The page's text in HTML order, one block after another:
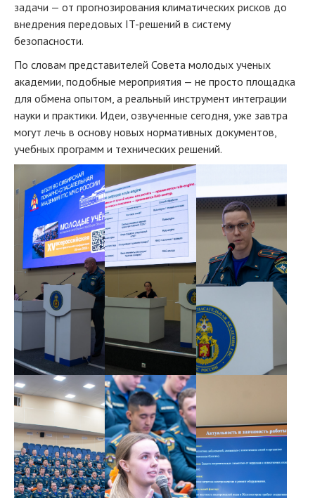
задачи — от прогнозирования климатических рисков до
внедрения передовых IT-решений в систему
безопасности.
По словам представителей Совета молодых ученых
академии, подобные мероприятия — не просто площадка
для обмена опытом, а реальный инструмент интеграции
науки и практики. Идеи, озвученные сегодня, уже завтра
могут лечь в основу новых нормативных документов,
учебных программ и технических решений.